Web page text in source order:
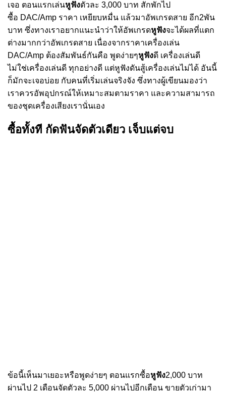
เจอ ตอนแรกเล่นหูฟังตัวละ 3,000 บาท สักพักไป
ซื้อ DAC/Amp ราคา เหยียบหมื่น แล้วมาอัพเกรดสาย อีก2พัน
บาท ซึ่งทางเราอยากแนะนำว่าให้อัพเกรดหูฟังจะได้ผลที่แตก
ต่างมากกว่าอัพเกรดสาย เนื่องจากราคาเครื่องเล่น
DAC/Amp ต้องสัมพันธ์กันคือ พูดง่ายๆหูฟังดี เครื่องเล่นดี
ไม่ใช่เครื่องเล่นดี ทุกอย่างดี แต่หูฟังดันสู้เครื่องเล่นไม่ได้ อันนี้
ก็มักจะเจอบ่อย กับคนที่เริ่มเล่นจริงจัง ซึ่งทางผู้เขียนมองว่า
เราควรอัพอุปกรณ์ให้เหมาะสมตามราคา และความสามารถ
ของชุดเครื่องเสียงเรานั่นเอง
ซื้อทั้งที กัดฟันจัดตัวเดียว เจ็บแต่จบ
ข้อนี้เห็นมาเยอะหรือพูดง่ายๆ ตอนแรกซื้อหูฟัง2,000 บาท
ผ่านไป 2 เดือนจัดตัวละ 5,000 ผ่านไปอีกเดือน ขายตัวเก่ามา